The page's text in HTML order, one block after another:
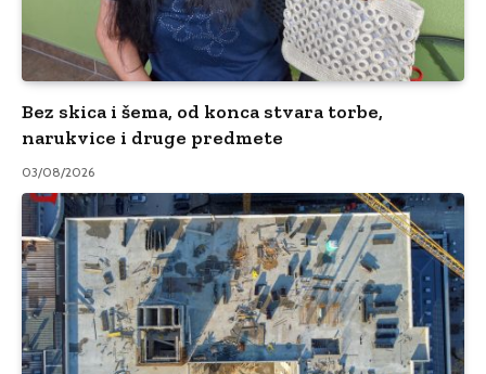
Bez skica i šema, od konca stvara torbe,
narukvice i druge predmete
03/08/2026